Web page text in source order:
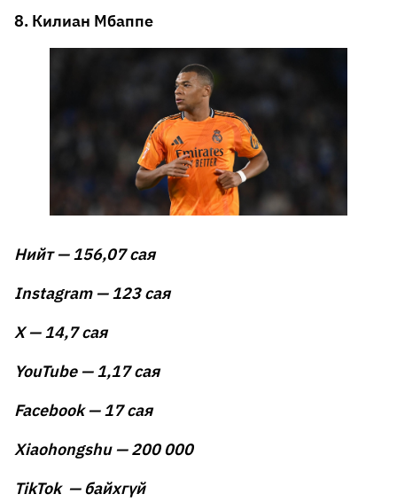
8. Килиан Мбаппе
Нийт — 156,07 сая
Instagram — 123 сая
X — 14,7 сая
YouTube — 1,17 сая
Facebook — 17 сая
Xiaohongshu — 200 000
TikTok — байхгүй